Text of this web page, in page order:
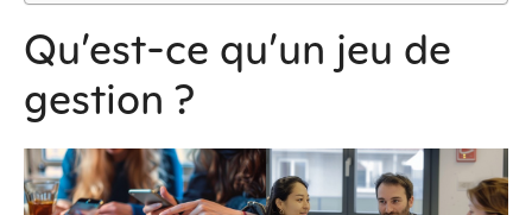
Qu’est-ce qu’un jeu de
gestion ?